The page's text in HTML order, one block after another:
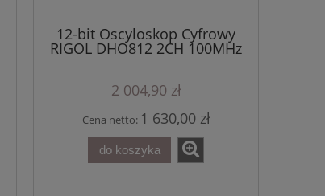
12-bit Oscyloskop Cyfrowy
RIGOL DHO812 2CH 100MHz
2 004,90 zł
Cena netto: 1 630,00 zł
do koszyka